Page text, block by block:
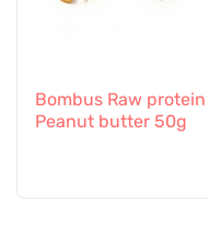
Bombus Raw protein
Peanut butter 50g